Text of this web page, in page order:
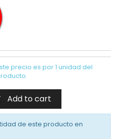
precio es por 1 unidad del
Add to cart
de este producto en